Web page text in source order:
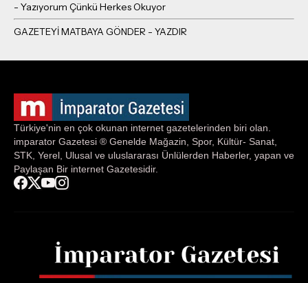
- Yazıyorum Çünkü Herkes Okuyor
Türkiye'nin en çok okunan internet gazetelerinden biri olan.
imparator Gazetesi ® Genelde Mağazin, Spor, Kültür- Sanat,
STK, Yerel, Ulusal ve uluslararası Ünlülerden Haberler, yapan ve
Paylaşan Bir internet Gazetesidir.